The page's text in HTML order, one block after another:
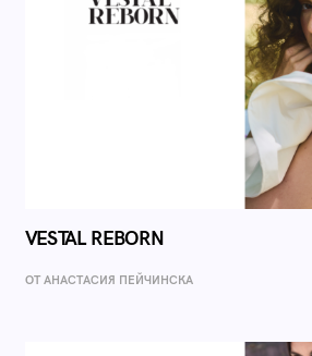
VESTAL REBORN
ОТ AНАСТАСИЯ ПЕЙЧИНСКА